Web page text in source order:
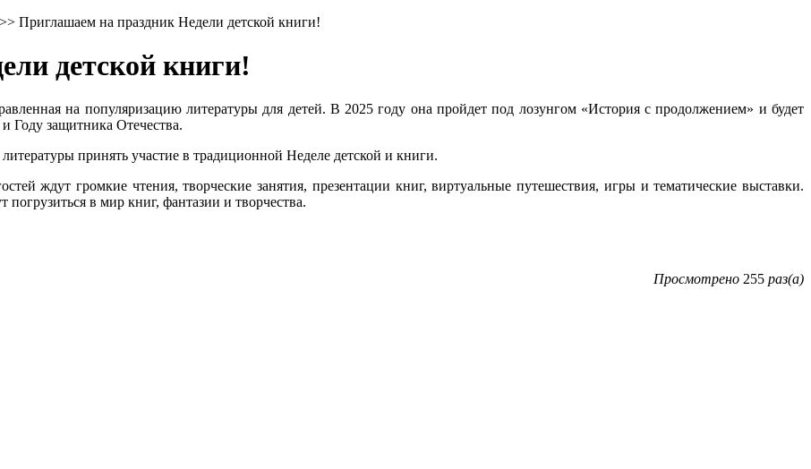
>> Приглашаем на праздник Недели детской книги!
детской книги!
на популяризацию литературы для детей. В 2025 году она пройдет под лозунгом «История с продолжением» и будет
Году защитника Отечества.
принять участие в традиционной Неделе детской и книги.
ждут громкие чтения, творческие занятия, презентации книг, виртуальные путешествия, игры и тематические выставки.
в мир книг, фантазии и творчества.
Просмотрено 255 раз(а)